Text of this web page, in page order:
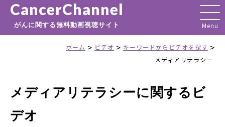
CancerChannel
がんに関する無料動画視聴サイト
ホーム > ビデオ > キーワードからビデオを探す >
メディアリテラシー
メディアリテラシーに関するビ
デオ